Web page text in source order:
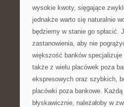
wysokie kwoty, sięgające
jednakże warto się naturalnie
będziemy w stanie go
zastanowienia, aby nie
większość banków
także z wielu placówek poza
ekspresowych oraz szybkich,
placówki poza bankowe.
błyskawicznie, należałoby w